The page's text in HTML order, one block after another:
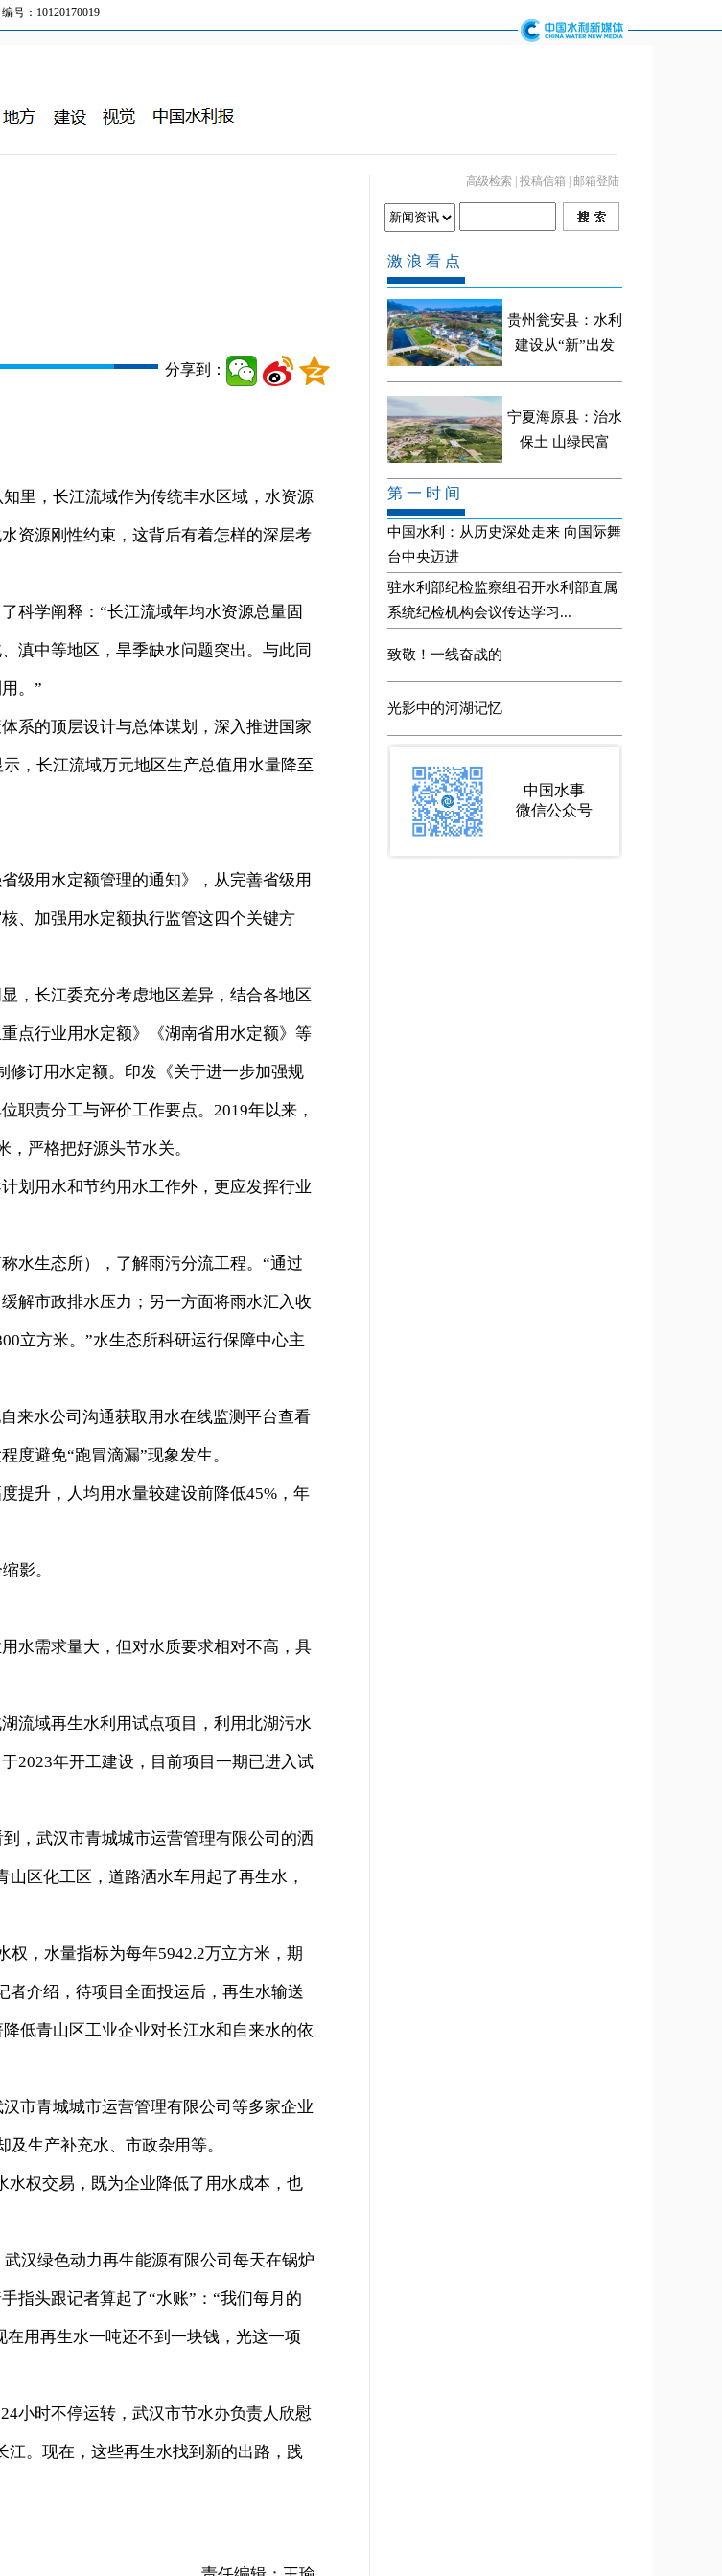
号：10120170019
高级检索 投稿信箱 邮箱登陆
分享到：
里，长江流域作为传统丰水区域，水资源
资源刚性约束，这背后有着怎样的深层考
学阐释：“长江流域年均水资源总量固
滇中等地区，旱季缺水问题突出。与此同
。”
的顶层设计与总体谋划，深入推进国家
，长江流域万元地区生产总值用水量降至
用水定额管理的通知》，从完善省级用
、加强用水定额执行监管这四个关键方
长江委充分考虑地区差异，结合各地区
点行业用水定额》《湖南省用水定额》等
修订用水定额。印发《关于进一步加强规
职责分工与评价工作要点。2019年以来，
严格把好源头节水关。
用水和节约用水工作外，更应发挥行业
生态所），了解雨污分流工程。“通过
解市政排水压力；另一方面将雨水汇入收
立方米。”水生态所科研运行保障中心主
水公司沟通获取用水在线监测平台查看
度避免“跑冒滴漏”现象发生。
升，人均用水量较建设前降低45%，年
影。
需求量大，但对水质要求相对不高，具
域再生水利用试点项目，利用北湖污水
2023年开工建设，目前项目一期已进入试
，武汉市青城城市运营管理有限公司的洒
区化工区，道路洒水车用起了再生水，
，水量指标为每年5942.2万立方米，期
者介绍，待项目全面投运后，再生水输送
低青山区工业企业对长江水和自来水的依
市青城城市运营管理有限公司等多家企业
生产补充水、市政杂用等。
权交易，既为企业降低了用水成本，也
汉绿色动力再生能源有限公司每天在锅炉
指头跟记者算起了“水账”：“我们每月的
用再生水一吨还不到一块钱，光这一项
时不停运转，武汉市节水办负责人欣慰
江。现在，这些再生水找到新的出路，践